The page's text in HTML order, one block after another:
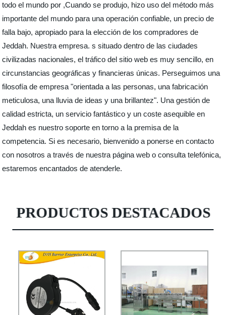
todo el mundo por ,Cuando se produjo, hizo uso del método más
importante del mundo para una operación confiable, un precio de
falla bajo, apropiado para la elección de los compradores de
Jeddah. Nuestra empresa. s situado dentro de las ciudades
civilizadas nacionales, el tráfico del sitio web es muy sencillo, en
circunstancias geográficas y financieras únicas. Perseguimos una
filosofía de empresa "orientada a las personas, una fabricación
meticulosa, una lluvia de ideas y una brillantez". Una gestión de
calidad estricta, un servicio fantástico y un coste asequible en
Jeddah es nuestro soporte en torno a la premisa de la
competencia. Si es necesario, bienvenido a ponerse en contacto
con nosotros a través de nuestra página web o consulta telefónica,
estaremos encantados de atenderle.
PRODUCTOS DESTACADOS